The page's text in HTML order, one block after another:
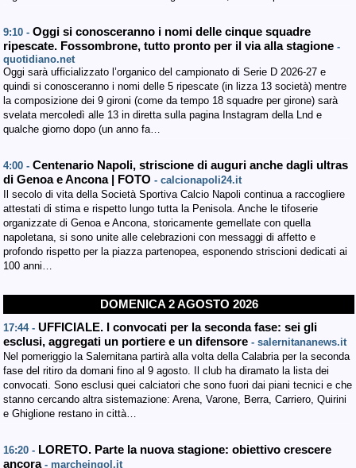
9:10 - Oggi si conosceranno i nomi delle cinque squadre
ripescate. Fossombrone, tutto pronto per il via alla stagione -
quotidiano.net
Oggi sarà ufficializzato l’organico del campionato di Serie D 2026-27 e
quindi si conosceranno i nomi delle 5 ripescate (in lizza 13 società) mentre
la composizione dei 9 gironi (come da tempo 18 squadre per girone) sarà
svelata mercoledì alle 13 in diretta sulla pagina Instagram della Lnd e
qualche giorno dopo (un anno fa…
4:00 - Centenario Napoli, striscione di auguri anche dagli ultras
di Genoa e Ancona | FOTO - calcionapoli24.it
Il secolo di vita della Società Sportiva Calcio Napoli continua a raccogliere
attestati di stima e rispetto lungo tutta la Penisola. Anche le tifoserie
organizzate di Genoa e Ancona, storicamente gemellate con quella
napoletana, si sono unite alle celebrazioni con messaggi di affetto e
profondo rispetto per la piazza partenopea, esponendo striscioni dedicati ai
100 anni…
DOMENICA 2 AGOSTO 2026
17:44 - UFFICIALE. I convocati per la seconda fase: sei gli
esclusi, aggregati un portiere e un difensore - salernitananews.it
Nel pomeriggio la Salernitana partirà alla volta della Calabria per la seconda
fase del ritiro da domani fino al 9 agosto. Il club ha diramato la lista dei
convocati. Sono esclusi quei calciatori che sono fuori dai piani tecnici e che
stanno cercando altra sistemazione: Arena, Varone, Berra, Carriero, Quirini
e Ghiglione restano in città…
16:20 - LORETO. Parte la nuova stagione: obiettivo crescere
ancora - marcheingol.it